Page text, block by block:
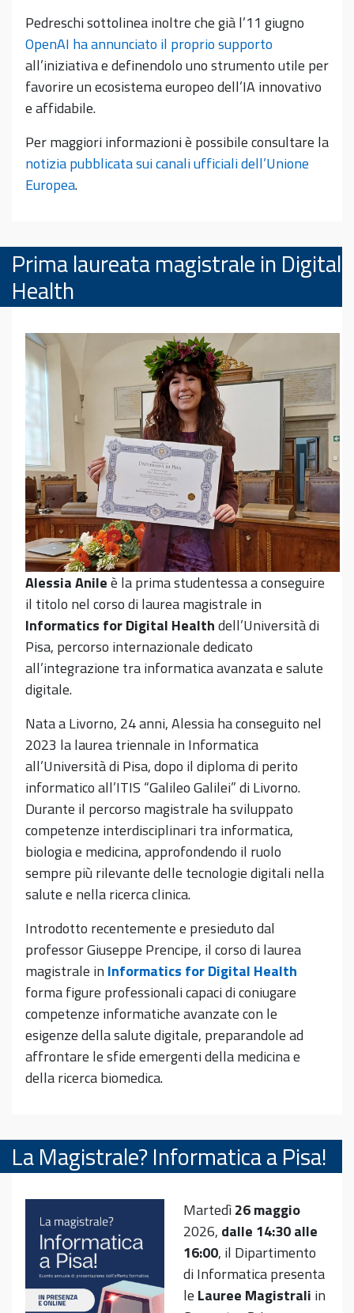
Pedreschi sottolinea inoltre che già l’11 giugno
OpenAI ha annunciato il proprio supporto
all’iniziativa e definendolo uno strumento utile per
favorire un ecosistema europeo dell’IA innovativo
e affidabile.
Per maggiori informazioni è possibile consultare la
notizia pubblicata sui canali ufficiali dell’Unione
Europea.
Prima laureata magistrale in Digital
Health
Alessia Anileè la prima studentessa a conseguire
il titolo nel corso di laurea magistrale in
Informatics for Digital Healthdell’Università di
Pisa, percorso internazionale dedicato
all’integrazione tra informatica avanzata e salute
digitale.
Nata a Livorno, 24 anni, Alessia ha conseguito nel
2023 la laurea triennale in Informatica
all’Università di Pisa, dopo il diploma di perito
informatico all’ITIS “Galileo Galilei” di Livorno.
Durante il percorso magistrale ha sviluppato
competenze interdisciplinari tra informatica,
biologia e medicina, approfondendo il ruolo
sempre più rilevante delle tecnologie digitali nella
salute e nella ricerca clinica.
Introdotto recentemente e presieduto dal
professor Giuseppe Prencipe, il corso di laurea
magistrale in Informatics for Digital Health
forma figure professionali capaci di coniugare
competenze informatiche avanzate con le
esigenze della salute digitale, preparandole ad
affrontare le sfide emergenti della medicina e
della ricerca biomedica.
La Magistrale? Informatica a Pisa!
Martedì26 maggio
2026, dalle 14:30 alle
16:00, il Dipartimento
di Informatica presenta
le Lauree Magistrali in